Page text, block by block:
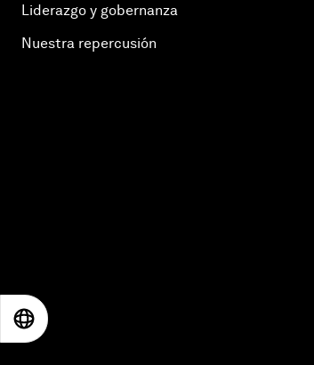
Liderazgo y gobernanza
Nuestra repercusión